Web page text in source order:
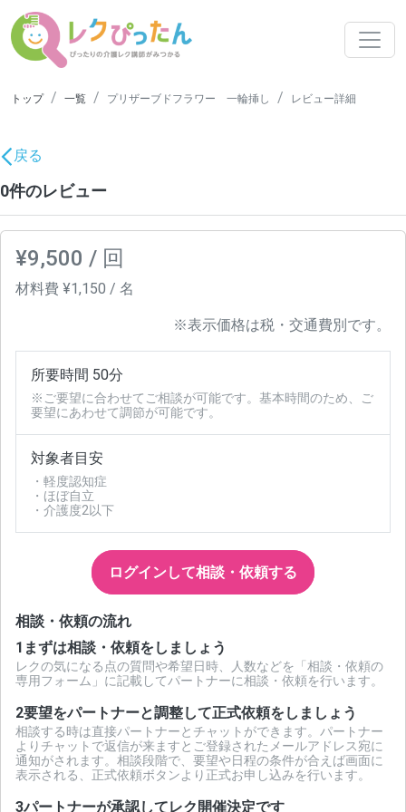
トップ 一覧 プリザーブドフラワー 一輪挿し レビュー詳細
戻る
0件のレビュー
¥9,500 / 回
材料費 ¥1,150 / 名
※表示価格は税・交通費別です。
所要時間 50分
※ご要望に合わせてご相談が可能です。基本時間のため、ご
要望にあわせて調節が可能です。
対象者目安
・軽度認知症
・ほぼ自立
・介護度2以下
ログインして相談・依頼する
相談・依頼の流れ
1 まずは相談・依頼をしましょう
レクの気になる点の質問や希望日時、人数などを「相談・依頼の
専用フォーム」に記載してパートナーに相談・依頼を行います。
2要望をパートナーと調整して正式依頼をしましょう
相談する時は直接パートナーとチャットができます。パートナー
よりチャットで返信が来ますとご登録されたメールアドレス宛に
通知がされます。相談段階で、要望や日程の条件が合えば画面に
表示される、正式依頼ボタンより正式お申し込みを行います。
3パートナーが承認してレク開催決定です